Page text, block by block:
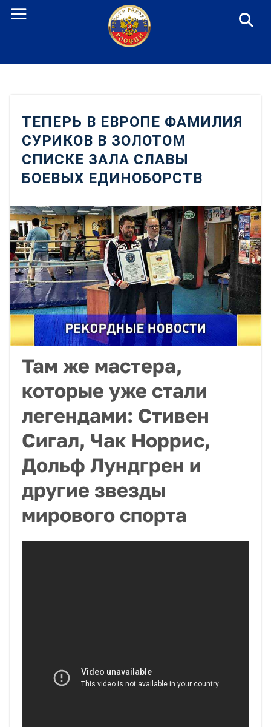
Перейти
ТЕПЕРЬ В ЕВРОПЕ ФАМИЛИЯ
СУРИКОВ В ЗОЛОТОМ
СПИСКЕ ЗАЛА СЛАВЫ
БОЕВЫХ ЕДИНОБОРСТВ
Там же мастера,
которые уже стали
легендами: Стивен
Сигал, Чак Норрис,
Дольф Лундгрен и
другие звезды
мирового спорта